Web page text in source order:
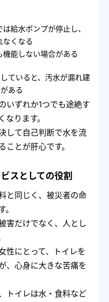
給水ポンプが停止し、
なくなる
能しない場合がある
ていると、汚水が漏れ建
ある
いずれか1つでも途絶す
ります。
して自己判断で水を流
ことが肝心です。
スとしての役割
と同じく、被災者の命
害だけでなく、人とし
性にとって、トイレを
、心身に大きな苦痛を
トイレは水・食料など